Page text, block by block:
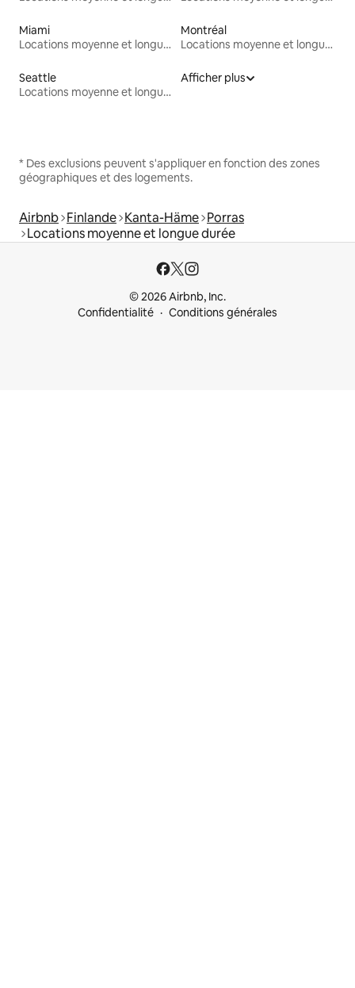
Miami
Locations moyenne et longue durée
Montréal
Locations moyenne et longue durée
Seattle
Locations moyenne et longue durée
Afficher plus
* Des exclusions peuvent s'appliquer en fonction des zones
géographiques et des logements.
Airbnb Finlande Kanta-Häme Porras
Locations moyenne et longue durée
© 2026 Airbnb, Inc.
Confidentialité
Conditions générales